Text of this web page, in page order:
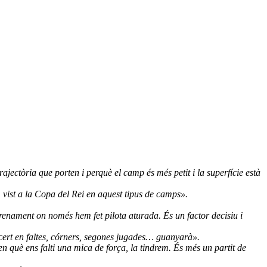
que porten i perquè el camp és més petit i la superfície està
a la Copa del Rei en aquest tipus de camps».
on només hem fet pilota aturada. És un factor decisiu i
en faltes, córners, segones jugades… guanyarà».
què ens falti una mica de força, la tindrem. És més un partit de